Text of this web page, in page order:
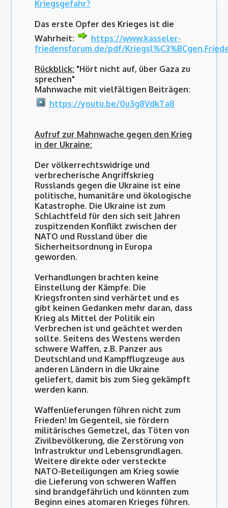
Kriegsgefahr?
Das erste Opfer des Krieges ist die
Wahrheit:
https://www.kasseler-
friedensforum.de/pdf/
Rückblick: "Hört nicht auf, über Gaza zu
sprechen"
Mahnwache mit vielfältigen Beiträgen:
https://youtu.be/0u3g8VdkTa8
Aufruf zur Mahnwache gegen den Krieg
in der Ukraine:
Der völkerrechtswidrige und
verbrecherische Angriffskrieg
Russlands gegen die Ukraine ist eine
politische, humanitäre und ökologische
Katastrophe. Die Ukraine ist zum
Schlachtfeld für den sich seit Jahren
zuspitzenden Konflikt zwischen der
NATO und Russland über die
Sicherheitsordnung in Europa
geworden.
Verhandlungen brachten keine
Einstellung der Kämpfe. Die
Kriegsfronten sind verhärtet und es
gibt keinen Gedanken mehr daran, dass
Krieg als Mittel der Politik ein
Verbrechen ist und geächtet werden
sollte. Seitens des Westens werden
schwere Waffen, z.B. Panzer aus
Deutschland und Kampfflugzeuge aus
anderen Ländern in die Ukraine
geliefert, damit bis zum Sieg gekämpft
werden kann.
Waffenlieferungen führen nicht zum
Frieden! Im Gegenteil, sie fördern
militärisches Gemetzel, das Töten von
Zivilbevölkerung, die Zerstörung von
Infrastruktur und Lebensgrundlagen.
Weitere direkte oder versteckte
NATO-Beteiligungen am Krieg sowie
die Lieferung von schweren Waffen
sind brandgefährlich und könnten zum
Beginn eines atomaren Krieges führen.